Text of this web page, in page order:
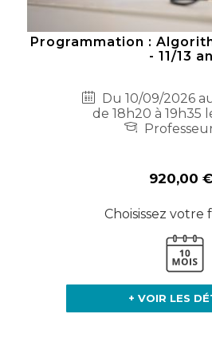
Programmation :
- 11/13
Du 10/09/2026
de 18h20 à 19h35
920,00 €
Choisissez votre
+ VOIR LES